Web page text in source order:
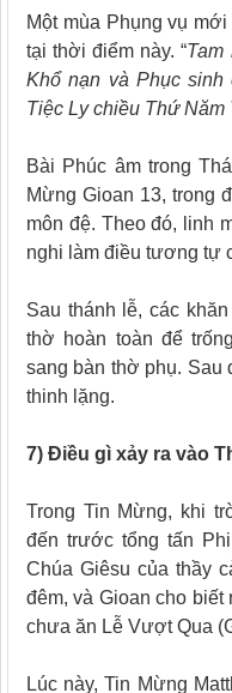
Một mùa Phụng vụ
tại thời điểm này. “Tam
Khổ nạn và Phục
Tiệc Ly chiều Thứ Năm
Bài Phúc âm trong
Mừng Gioan 13, trong
môn đệ. Theo đó, linh
nghi làm điều tương tự
Sau thánh lễ, các
thờ hoàn toàn để
sang bàn thờ phụ. Sau
thinh lặng.
7) Điều gì xảy ra vào
Trong Tin Mừng, khi
đến trước tổng tấn
Chúa Giêsu của thầy
đêm, và Gioan cho
chưa ăn Lễ Vượt Qua
Lúc này, Tin Mừng